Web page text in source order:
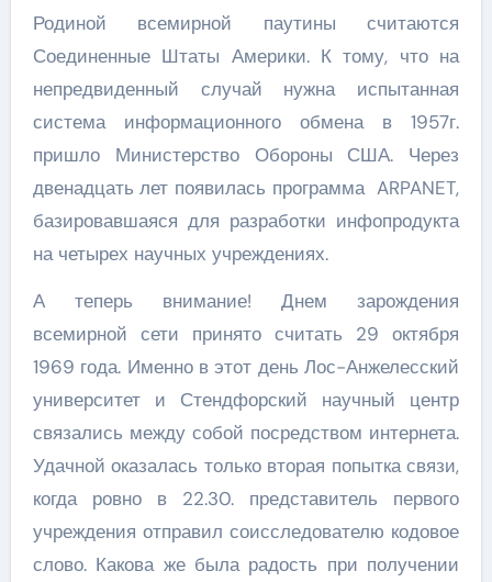
Родиной всемирной паутины считаются
Соединенные Штаты Америки. К тому, что на
непредвиденный случай нужна испытанная
система информационного обмена в 1957г.
пришло Министерство Обороны США. Через
двенадцать лет появилась программа ARPANET,
базировавшаяся для разработки инфопродукта
на четырех научных учреждениях.
А теперь внимание! Днем зарождения
всемирной сети принято считать 29 октября
1969 года. Именно в этот день Лос-Анжелесский
университет и Стендфорский научный центр
связались между собой посредством интернета.
Удачной оказалась только вторая попытка связи,
когда ровно в 22.30. представитель первого
учреждения отправил соисследователю кодовое
слово. Какова же была радость при получении